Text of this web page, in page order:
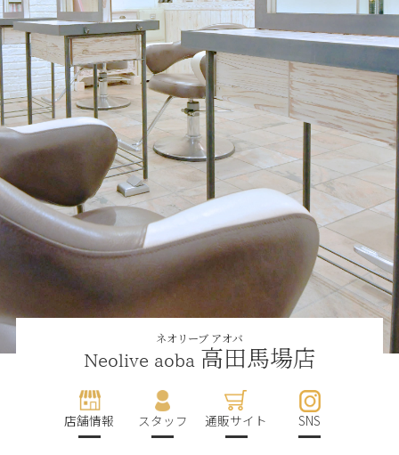
ネオリーブ アオバ
Neolive aoba 高田馬場店
店舗情報 スタッフ 通販サイト SNS